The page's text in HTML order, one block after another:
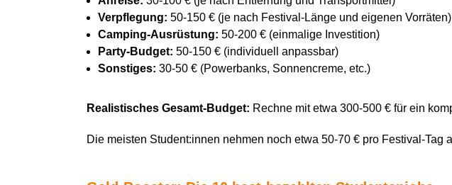
Verpflegung: 50-150 € (je nach Festival-Länge und eigenen Vorräten)
Camping-Ausrüstung: 50-200 € (einmalige Investition)
Party-Budget: 50-150 € (individuell anpassbar)
Sonstiges: 30-50 € (Powerbanks, Sonnencreme, etc.)
Realistisches Gesamt-Budget: Rechne mit etwa 300-500 € für ein
Die meisten Student:innen nehmen noch etwa 50-70 € pro Festival-